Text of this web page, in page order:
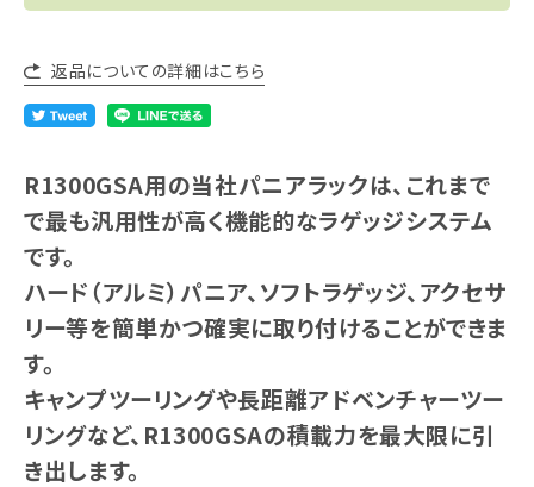
返品についての詳細はこちら
R1300GSA用の当社パニアラックは、これまで
で最も汎用性が高く機能的なラゲッジシステム
です。
ハード（アルミ）パニア、ソフトラゲッジ、アクセサ
リー等を簡単かつ確実に取り付けることができま
す。
キャンプツーリングや長距離アドベンチャーツー
リングなど、R1300GSAの積載力を最大限に引
き出します。